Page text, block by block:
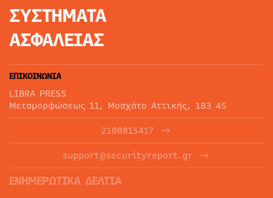
ΣΥΣΤΗΜΑΤΑ
ΑΣΦΑΛΕΙΑΣ
ΕΠΙΚΟΙΝΩΝΙΑ
LIBRA PRESS
Μεταμορφώσεως 11, Μοσχάτο Αττικής, 183 45
2108815417
support@securityreport.gr
ΕΝΗΜΕΡΩΤΙΚΑ ΔΕΛΤΙΑ